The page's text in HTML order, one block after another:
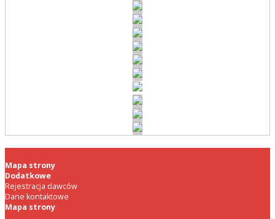
Mapa strony
Dodatkowe
Rejestracja dawców
Dane kontaktowe
Mapa strony